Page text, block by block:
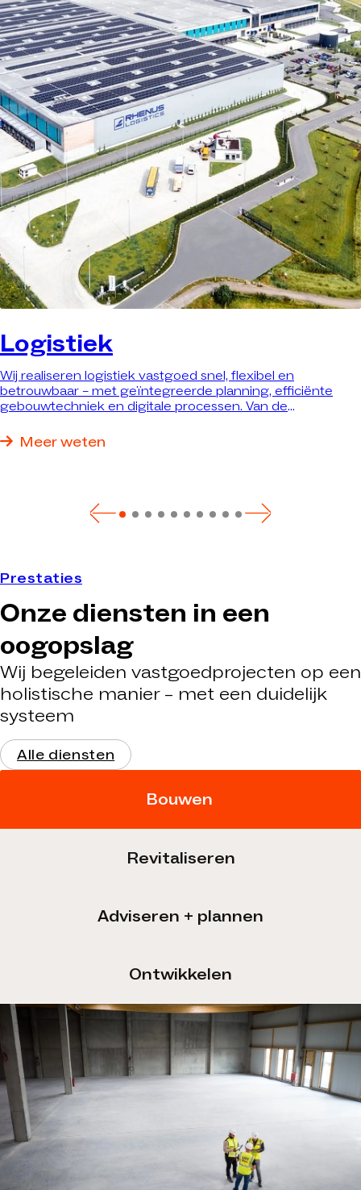
Logistiek
Wij realiseren logistiek vastgoed snel, flexibel en
betrouwbaar – met geïntegreerde planning, efficiënte
gebouwtechniek en digitale processen. Van de
nieuwbouw: wij realiseren precies het pand dat optimaal
Meer weten
Prestaties
Onze diensten in een
oogopslag
Wij begeleiden vastgoedprojecten op een
holistische manier – met een duidelijk
systeem
Alle diensten
Bouwen
Revitaliseren
Adviseren + plannen
Ontwikkelen